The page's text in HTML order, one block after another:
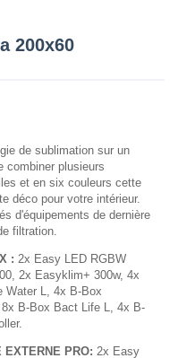
200x60
de sublimation sur un
combiner plusieurs
et en six couleurs cette
déco pour votre intérieur.
d'équipements de dernière
filtration.
: 2x Easy LED RGBW
2x Easyklim+ 300w, 4x
Water L, 4x B-Box
B-Box Bact Life L, 4x B-
EXTERNE PRO: 2x Easy